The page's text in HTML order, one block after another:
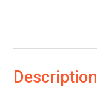
Description